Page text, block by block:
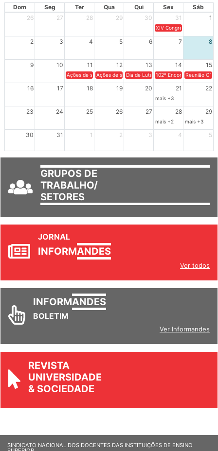
Dom Seg Ter Qua Qui Sex
Sáb
26
27 28 29 30 31 1
XIV Congresso Brasileiro
2 3 4 5 6 7 8
9 10 11 12 13 14 15
Ações de solidariedade a Cuba no Rio Grande do Sul - 100
Ações de solidariedade a Cuba no Rio Grande do
Dia de Luta em Defesa de Cuba e da
102º Encontro da
Reunião
16 17 18 19 20 21 22
mais +3
23 24 25 26 27 28 29
mais +2 mais +3
30 31 1 2 3 4 5
GRUPOS DE
TRABALHO/
SETORES
JORNAL
INFORMANDES
Ver todos
INFORMANDES
BOLETIM
Ver Informandes
REVISTA
UNIVERSIDADE
& SOCIEDADE
SINDICATO NACIONAL DOS DOCENTES DAS INSTITUIÇÕES DE ENSINO